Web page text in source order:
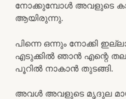
നോക്കുമ്പോൾ അവളുടെ
ആയിരുന്നു.
പിന്നെ ഒന്നും നോക്കി
എടുക്കിൽ ഞാൻ എന്റെ
പൂറിൽ നാകാൻ തുടങ്ങി.
അവൾ അവളുടെ മൃദുല